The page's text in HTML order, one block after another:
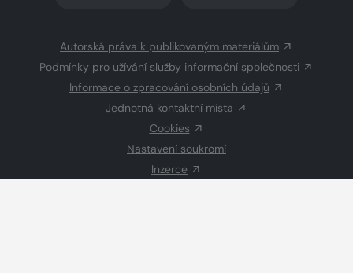
Autorská práva k publikovaným materiálům
Podmínky pro užívání služby informační společnosti
Informace o zpracování osobních údajů
Jednotná kontaktní místa
Cookies
Nastavení soukromí
Inzerce